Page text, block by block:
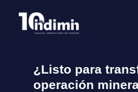
¿Listo para
operación